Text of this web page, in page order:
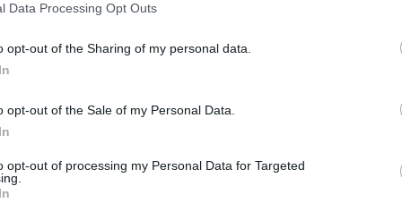
Data Processing Opt Outs
opt-out of the Sharing of my personal data.
opt-out of the Sale of my Personal Data.
opt-out of processing my Personal Data for Targeted
della genialità di Jonathan Safran Foer e
tecnici della realizzazione di questo